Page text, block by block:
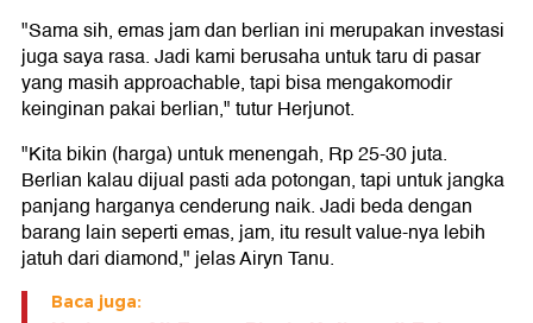
"Sama sih, emas jam dan berlian ini merupakan investasi
juga saya rasa. Jadi kami berusaha untuk taru di pasar
yang masih approachable, tapi bisa mengakomodir
keinginan pakai berlian," tutur Herjunot.
"Kita bikin (harga) untuk menengah, Rp 25-30 juta.
Berlian kalau dijual pasti ada potongan, tapi untuk jangka
panjang harganya cenderung naik. Jadi beda dengan
barang lain seperti emas, jam, itu result value-nya lebih
jatuh dari diamond," jelas Airyn Tanu.
Baca juga: